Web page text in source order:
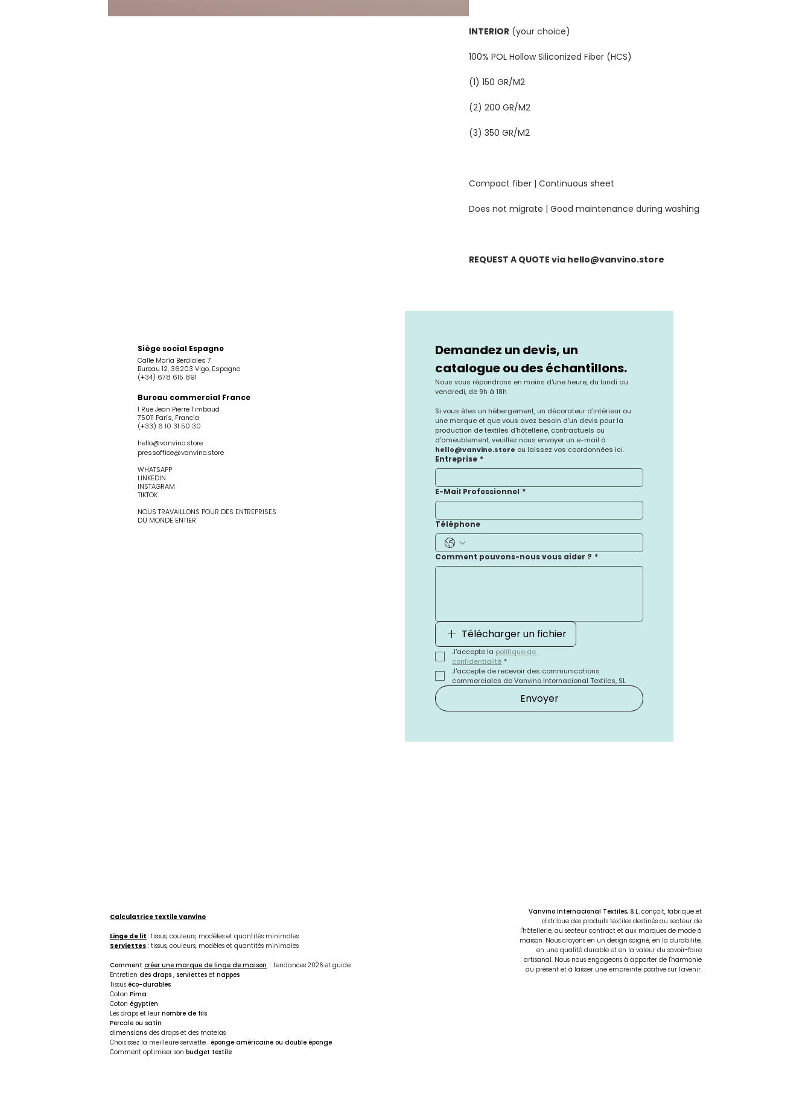
INTERIOR(your choice)
100% POL Hollow Siliconized Fiber (HCS)
(1) 150 GR/M2
(2) 200 GR/M2
(3) 350 GR/M2
Compact fiber | Continuous sheet
Does not migrate | Good maintenance during washing
REQUEST A QUOTE via hello@vanvino.store
Siège social Espagne
Calle María Berdiales 7
Bureau 12, 36203 Vigo, Espagne
(+34) 678 615 891
Bureau commercial France
1 Rue Jean Pierre Timbaud
75011 París, Francia
(+33) 6 10 31 50 30
hello@vanvino.store
pressoffice@vanvino.store
WHATSAPP
LINKEDIN
INSTAGRAM
TIKTOK
NOUS TRAVAILLONS POUR DES ENTREPRISES
DU MONDE ENTIER
Demandez un devis, un
catalogue ou des échantillons.
Nous vous répondrons en moins d'une heure, du lundi au
vendredi, de 9h à 18h.
Si vous êtes un hébergement, un décorateur d'intérieur ou
une marque et que vous avez besoin d'un devis pour la
production de textiles d'hôtellerie, contractuels ou
hello@vanvino.store ou laissez vos coordonnées ici.
Entreprise *
E-Mail Professionnel *
Téléphone
Comment pouvons-nous vous aider ? *
Télécharger un fichier
J'accepte la politique de
confidentialité *
J'accepte de recevoir des communications
commerciales de Vanvino Internacional Textiles, SL
Envoyer
Calculatrice textile Vanvino
Linge de lit : tissus, couleurs, modèles et quantités minimales
Serviettes : tissus, couleurs, modèles et quantités minimales
Comment créer une marque de linge de maison : tendances 2026 et guide
Entretien des draps , serviettes et nappes
Tissus éco-durables
Coton Pima
Coton égyptien
Les draps et leur nombre de fils
Percale ou satin
dimensions des draps et des matelas
Choisissez la meilleure serviette : éponge américaine ou double éponge
Comment optimiser son budget textile
Vanvino Internacional Textiles, S.L. conçoit, fabrique et
distribue des produits textiles destinés au secteur de
l'hôtellerie, au secteur contract et aux marques de mode à
maison. Nous croyons en un design soigné, en la durabilité,
en une qualité durable et en la valeur du savoir-faire
artisanal. Nous nous engageons à apporter de l'harmonie
au présent et à laisser une empreinte positive sur l'avenir.